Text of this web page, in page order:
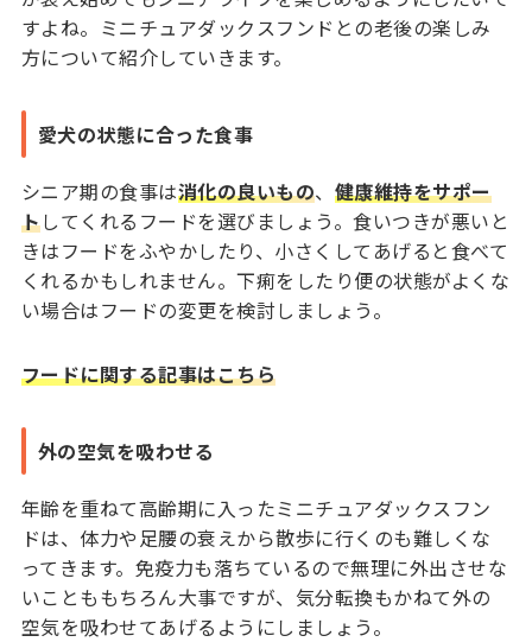
すよね。ミニチュアダックスフンドとの老後の楽しみ
方について紹介していきます。
愛犬の状態に合った食事
シニア期の食事は消化の良いもの、 健康維持をサポー
トしてくれるフードを選びましょう。食いつきが悪いと
きはフードをふやかしたり、小さくしてあげると食べて
くれるかもしれません。下痢をしたり便の状態がよくな
い場合はフードの変更を検討しましょう。
フードに関する記事はこちら
外の空気を吸わせる
年齢を重ねて高齢期に入ったミニチュアダックスフン
ドは、体力や足腰の衰えから散歩に行くのも難しくな
ってきます。免疫力も落ちているので無理に外出させな
いことももちろん大事ですが、気分転換もかねて外の
空気を吸わせてあげるようにしましょう。